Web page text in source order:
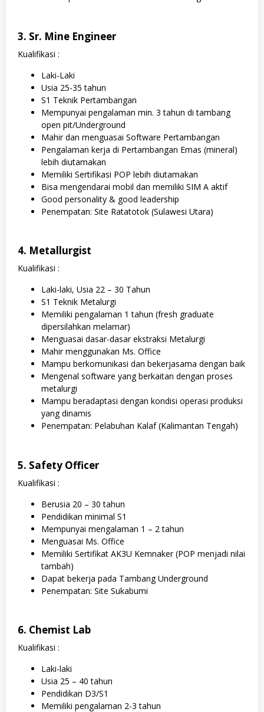
3. Sr. Mine Engineer
Kualifikasi :
Laki-Laki
Usia 25-35 tahun
S1 Teknik Pertambangan
Mempunyai pengalaman min. 3 tahun di tambang
open pit/Underground
Mahir dan menguasai Software Pertambangan
Pengalaman kerja di Pertambangan Emas (mineral)
lebih diutamakan
Memiliki Sertifikasi POP lebih diutamakan
Bisa mengendarai mobil dan memiliki SIM A aktif
Good personality & good leadership
Penempatan: Site Ratatotok (Sulawesi Utara)
4. Metallurgist
Kualifikasi :
Laki-laki, Usia 22 – 30 Tahun
S1 Teknik Metalurgi
Memiliki pengalaman 1 tahun (fresh graduate
dipersilahkan melamar)
Menguasai dasar-dasar ekstraksi Metalurgi
Mahir menggunakan Ms. Office
Mampu berkomunikasi dan bekerjasama dengan baik
Mengenal software yang berkaitan dengan proses
metalurgi
Mampu beradaptasi dengan kondisi operasi produksi
yang dinamis
Penempatan: Pelabuhan Kalaf (Kalimantan Tengah)
5. Safety Officer
Kualifikasi :
Berusia 20 – 30 tahun
Pendidikan minimal S1
Mempunyai mengalaman 1 – 2 tahun
Menguasai Ms. Office
Memiliki Sertifikat AK3U Kemnaker (POP menjadi nilai
tambah)
Dapat bekerja pada Tambang Underground
Penempatan: Site Sukabumi
6. Chemist Lab
Kualifikasi :
Laki-laki
Usia 25 – 40 tahun
Pendidikan D3/S1
Memiliki pengalaman 2-3 tahun